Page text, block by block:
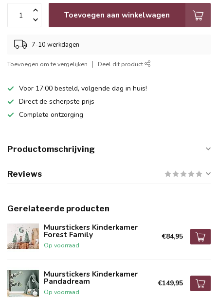
Toevoegen aan winkelwagen
7-10 werkdagen
Toevoegen om te vergelijken Deel dit product
Voor 17:00 besteld, volgende dag in huis!
Direct de scherpste prijs
Complete ontzorging
Productomschrijving
Reviews
Gerelateerde producten
Muurstickers Kinderkamer
Forest Family
Op voorraad
€84,95
Muurstickers Kinderkamer
Pandadream
Op voorraad
€149,95